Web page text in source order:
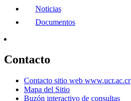
Noticias
Documentos
Contacto
Contacto sitio web www.ucr.ac.cr
Mapa del Sitio
Buzón interactivo de consultas